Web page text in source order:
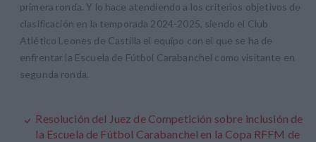
primera ronda. Y lo hace atendiendo a los criterios objetivos de
clasificación en la temporada 2024-2025, siendo el Club
Atlético Leones de Castilla el equipo con el que se ha de
enfrentar la Escuela de Fútbol Carabanchel como visitante en
segunda ronda.
Resolución del Juez de Competición sobre inclusión de
la Escuela de Fútbol Carabanchel en la Copa RFFM de